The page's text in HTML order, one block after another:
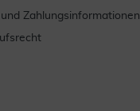
Zahlungsinformationen